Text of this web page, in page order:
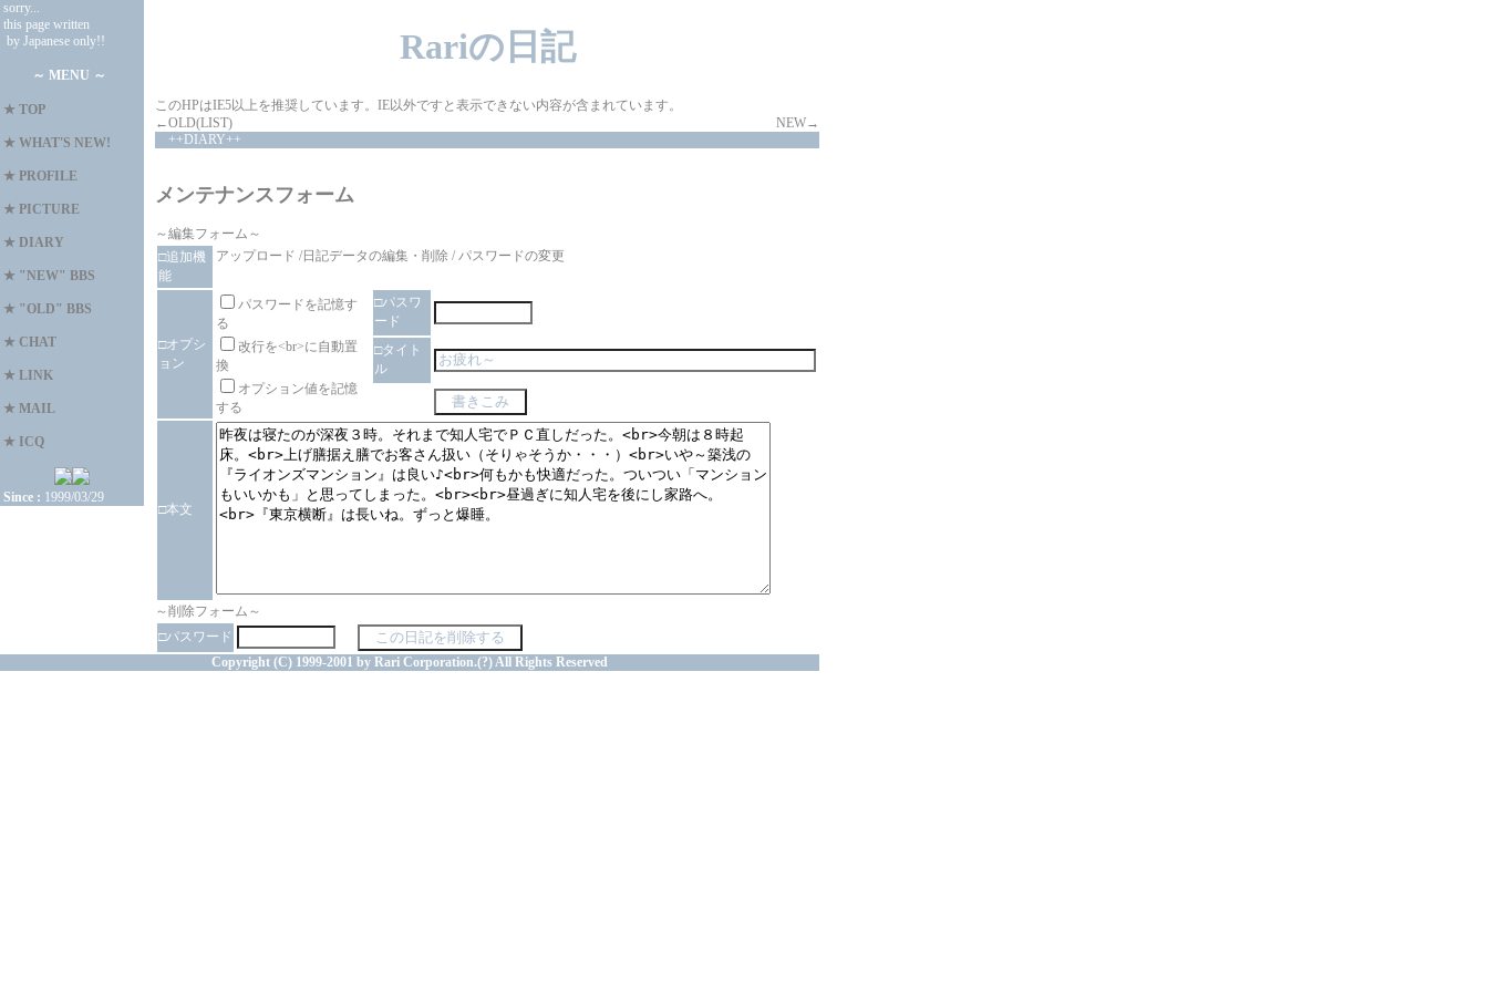
sorry...
this page written
by Japanese only!!
～ MENU ～
★ TOP
★ WHAT'S NEW!
★ PROFILE
★ PICTURE
★ DIARY
★ "NEW" BBS
★ "OLD" BBS
★ CHAT
★ LINK
★ MAIL
★ ICQ
Since : 1999/03/29
Rariの日記
このHPはIE5以上を推奨しています。IE以外ですと表示できない内容が含まれています。
←OLD(LIST)
NEW→
++DIARY++
メンテナンスフォーム
～編集フォーム～
□追加機
能
アップロード /日記データの編集・削除 / パスワードの変更
□オプシ
ョン
パスワードを記憶す
る
改行を<br>に自動置
換
オプション値を記憶
する
□パスワ
ード
□タイト
ル
□本文
～削除フォーム～
□パスワード
Copyright (C) 1999-2001 by Rari Corporation.(?) All Rights Reserved